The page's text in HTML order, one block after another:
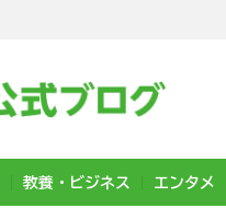
教養・ビジネス エンタメ